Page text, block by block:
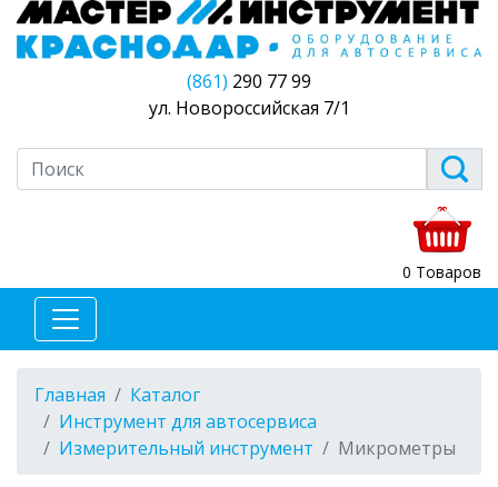
(861) 290 77 99
ул. Новороссийская 7/1
0 Товаров
Главная
Каталог
Инструмент для автосервиса
Измерительный инструмент
Микрометры